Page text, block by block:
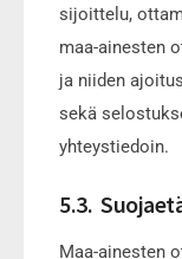
sijoittelu,
maa-ainesten
ja niiden
sekä
yhteystiedoin.
5.3.
Maa-ainesten